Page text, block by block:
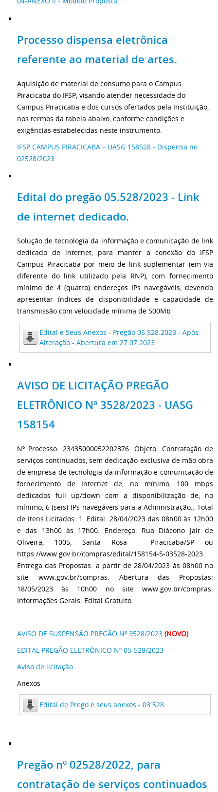
Processo dispensa eletrônica
referente ao material de artes.
Aquisição de material de consumo para o Campus
Piracicaba do IFSP, visando atender necessidade do
Campus Piracicaba e dos cursos ofertados pela Instituição,
nos termos da tabela abaixo, conforme condições e
exigências estabelecidas neste instrumento.
IFSP CAMPUS PIRACICABA – UASG 158528 - Dispensa no
02528/2023
Edital do pregão 05.528/2023 - Link
de internet dedicado.
Solução de tecnologia da informação e comunicação de link
dedicado de internet, para manter a conexão do IFSP
Campus Piracicaba por meio de link suplementar (em via
diferente do link utilizado pela RNP), com fornecimento
mínimo de 4 (quatro) endereços IPs navegáveis, devendo
apresentar índices de disponibilidade e capacidade de
transmissão com velocidade mínima de 500Mb
Edital e Seus Anexos - Pregão 05.528.2023 - Após
Alteração - Abertura em 27.07.2023
AVISO DE LICITAÇÃO PREGÃO
ELETRÔNICO Nº 3528/2023 - UASG
158154
Nº Processo: 23435000052202376. Objeto: Contratação de
serviços continuados, sem dedicação exclusiva de mão obra
de empresa de tecnologia da informação e comunicação de
fornecimento de Internet de, no mínimo, 100 mbps
dedicados full up/down com a disponibilização de, no
mínimo, 6 (seis) IPs navegáveis para a Administração.. Total
de Itens Licitados: 1. Edital: 28/04/2023 das 08h00 às 12h00
e das 13h00 às 17h00. Endereço: Rua Diácono Jair de
Oliveira, 1005, Santa Rosa - Piracicaba/SP ou
https://www.gov.br/compras/edital/158154-5-03528-2023.
Entrega das Propostas: a partir de 28/04/2023 às 08h00 no
site www.gov.br/compras. Abertura das Propostas:
18/05/2023 às 10h00 no site www.gov.br/compras.
Informações Gerais: Edital Gratuito.
AVISO DE SUSPENSÃO PREGÃO Nº 3528/2023 (NOVO)
EDITAL PREGÃO ELETRÔNICO Nº 05-528/2023
Aviso de licitação
Anexos
Edital de Prego e seus anexos - 03.528
Pregão nº 02528/2022, para
contratação de serviços continuados